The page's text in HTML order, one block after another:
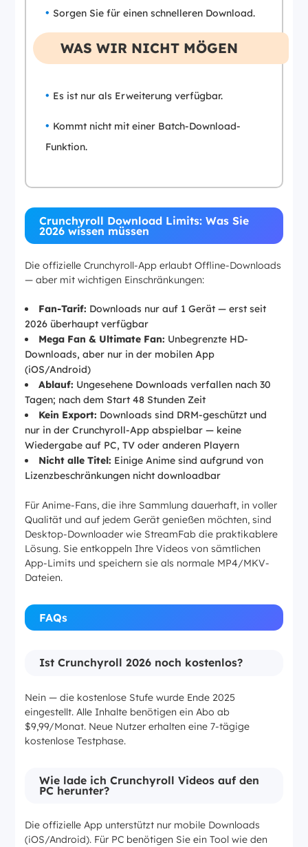
Sorgen Sie für einen schnelleren Download.
WAS WIR NICHT MÖGEN
Es ist nur als Erweiterung verfügbar.
Kommt nicht mit einer Batch-Download-
Funktion.
Crunchyroll Download Limits: Was Sie
2026 wissen müssen
Die offizielle Crunchyroll-App erlaubt Offline-Downloads
— aber mit wichtigen Einschränkungen:
Fan-Tarif: Downloads nur auf 1 Gerät — erst seit
2026 überhaupt verfügbar
Mega Fan & Ultimate Fan: Unbegrenzte HD-
Downloads, aber nur in der mobilen App
(iOS/Android)
Ablauf: Ungesehene Downloads verfallen nach 30
Tagen; nach dem Start 48 Stunden Zeit
Kein Export: Downloads sind DRM-geschützt und
nur in der Crunchyroll-App abspielbar — keine
Wiedergabe auf PC, TV oder anderen Playern
Nicht alle Titel: Einige Anime sind aufgrund von
Lizenzbeschränkungen nicht downloadbar
Für Anime-Fans, die ihre Sammlung dauerhaft, in voller
Qualität und auf jedem Gerät genießen möchten, sind
Desktop-Downloader wie StreamFab die praktikablere
Lösung. Sie entkoppeln Ihre Videos von sämtlichen
App-Limits und speichern sie als normale MP4/MKV-
Dateien.
FAQs
Ist Crunchyroll 2026 noch kostenlos?
Nein — die kostenlose Stufe wurde Ende 2025
eingestellt. Alle Inhalte benötigen ein Abo ab
$9,99/Monat. Neue Nutzer erhalten eine 7-tägige
kostenlose Testphase.
Wie lade ich Crunchyroll Videos auf den
PC herunter?
Die offizielle App unterstützt nur mobile Downloads
(iOS/Android). Für PC benötigen Sie ein Tool wie den